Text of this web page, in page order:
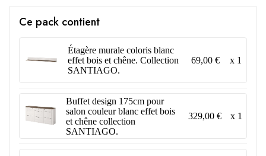
Ce pack contient
Étagère murale coloris blanc
effet bois et chêne. Collection
SANTIAGO.
69,00 € x 1
Buffet design 175cm pour
salon couleur blanc effet bois
et chêne collection
SANTIAGO.
329,00 € x 1